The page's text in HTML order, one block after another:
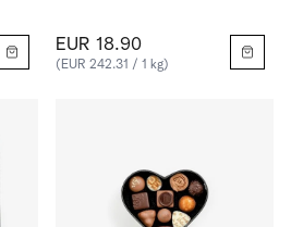
EUR 18.90
(EUR 242.31 / 1 kg)